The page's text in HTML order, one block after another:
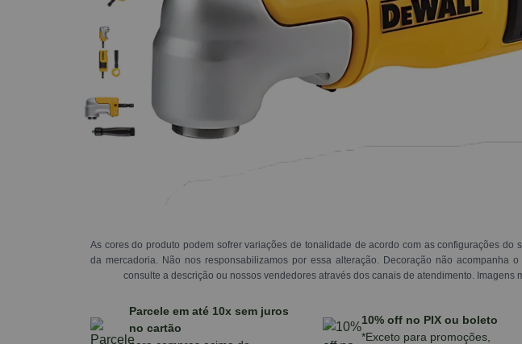
As cores do produto podem sofrer variações de tonalidade de acordo com as configurações do
da mercadoria. Não nos responsabilizamos por essa alteração. Decoração não acompanha
consulte a descrição ou nossos vendedores através dos canais de atendimento. Imagens
Parcele em até 10x sem juros
no cartão
10% off no PIX ou boleto
*Exceto para promoções,